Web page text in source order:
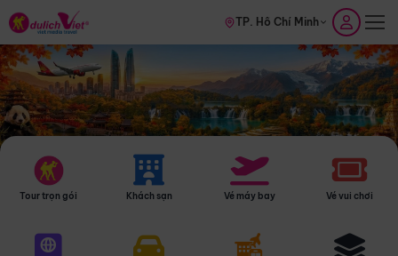
TP. Hồ Chí Minh
Tour trọn gói Khách sạn Vé máy bay Vé vui chơi